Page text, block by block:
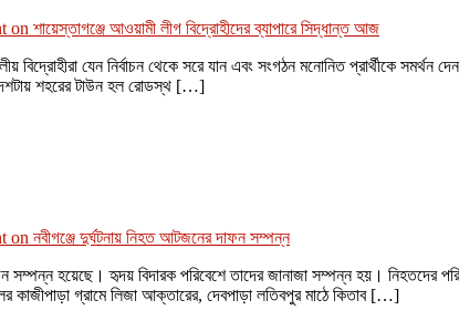
on শায়েস্তাগঞ্জে আওয়ামী লীগ বিদ্রোহীদের ব্যাপারে সিদ্ধান্ত আজ
বিদ্রোহীরা যেন নির্বাচন থেকে সরে যান এবং সংগঠন মনোনিত প্রার্থীকে
দশটায় শহরের টাউন হল রোডস্থ […]
on নবীগঞ্জে দুর্ঘটনায় নিহত আটজনের দাফন সম্পন্ন
সম্পন্ন হয়েছে। হৃদয় বিদারক পরিবেশে তাদের জানাজা সম্পন্ন হয়। নিহতদের
কাজীপাড়া গ্রামে লিজা আক্তারের, দেবপাড়া লতিবপুর মাঠে কিতাব […]